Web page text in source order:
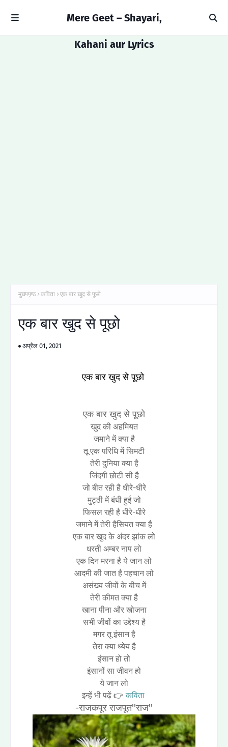
Mere Geet – Shayari,
Kahani aur Lyrics
मुख्यपृष्ठ कविता एक बार खुद से पूछो
एक बार खुद से पूछो
अप्रैल 01, 2021
एक बार खुद से पूछो
एक बार खुद से पूछो
खुद की अहमियत
जमाने में क्या है
तू एक परिधि में सिमटी
तेरी दुनिया क्या है
जिंदगी छोटी सी है
जो बीत रही है धीरे-धीरे
मुट्ठी में बंधी हुई जो
फिसल रही है धीरे-धीरे
जमाने में तेरी हैसियत क्या है
एक बार खुद के अंदर झांक लो
धरती अम्बर नाप लो
एक दिन मरना है ये जान लो
आदमी की जात है पहचान लो
असंख्य जीवों के बीच में
तेरी कीमत क्या है
खाना पीना और खोजना
सभी जीवों का उद्देश्य है
मगर तू इंसान है
तेरा क्या ध्येय है
इंसान हो तो
इंसानों सा जीवन हो
ये जान लो
इन्हें भी पढ़ें 👉 कविता
-राजकपूर राजपूत''राज''